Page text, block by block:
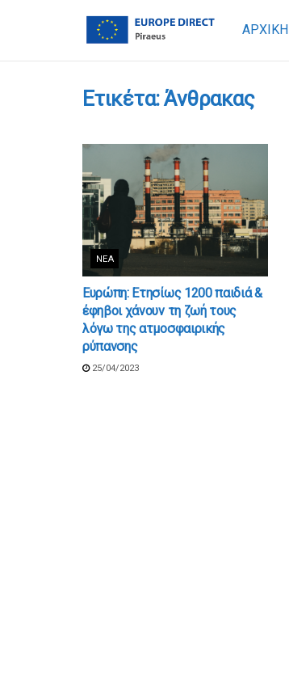
ΑΡΧΙΚΗ
Ετικέτα:Άνθρακας
ΝΈΑ
Ευρώπη: Ετησίως 1200 παιδιά &
έφηβοι χάνουν τη ζωή τους
λόγω της ατμοσφαιρικής
ρύπανσης
25/04/2023